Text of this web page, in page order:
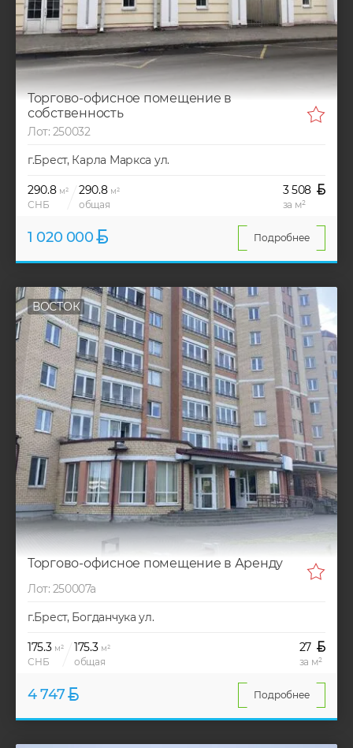
Торгово-офисное помещение в
собственность
Лот: 250032
г.Брест, Карла Маркса ул.
290.8 м²
СНБ
290.8 м²
общая
3 508
за м²
1 020 000 Подробнее
ВОСТОК
Торгово-офисное помещение в Аренду
Лот: 250007а
г.Брест, Богданчука ул.
175.3 м²
СНБ
175.3 м²
общая
27
за м²
4 747 Подробнее